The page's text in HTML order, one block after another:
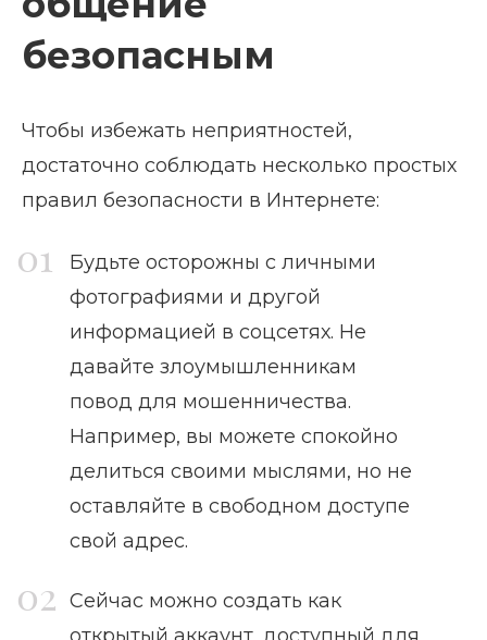
безопасным
Чтобы избежать неприятностей,
достаточно соблюдать несколько простых
правил безопасности в Интернете:
Будьте осторожны с личными
фотографиями и другой
информацией в соцсетях. Не
давайте злоумышленникам
повод для мошенничества.
Например, вы можете спокойно
делиться своими мыслями, но не
оставляйте в свободном доступе
свой адрес.
Сейчас можно создать как